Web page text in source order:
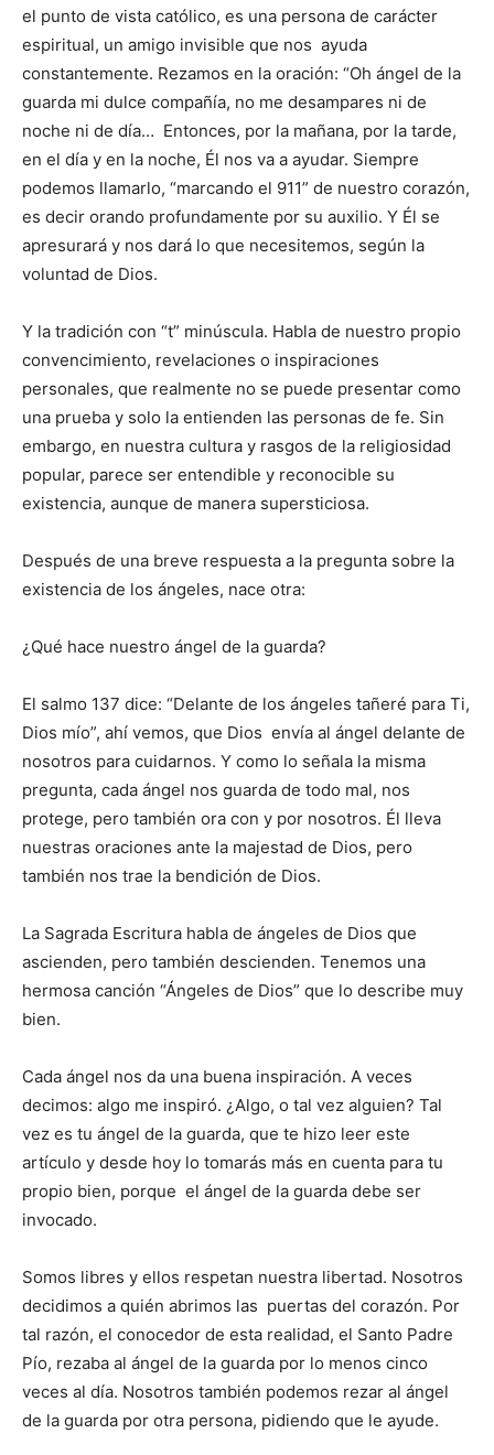
el punto de vista católico, es una persona de carácter
espiritual, un amigo invisible que nos ayuda
constantemente. Re­zamos en la oración: “Oh án­gel de la
guarda mi dulce compañía, no me desampa­res ni de
noche ni de día… Entonces, por la mañana, por la tarde,
en el día y en la no­che, Él nos va a ayudar. Siempre
podemos llamarlo, “marcando el 911” de nuestro corazón,
es decir orando profundamente por su auxi­lio. Y Él se
apresurará y nos dará lo que necesitemos, se­gún la
voluntad de Dios.
Y la tradición con “t” mi­núscula. Habla de nuestro propio
convencimiento, re­velaciones o inspiraciones
personales, que realmente no se puede presentar como
una prueba y solo la entienden las personas de fe. Sin
em­bargo, en nuestra cultura y rasgos de la religiosidad
po­pular, parece ser entendible y reconocible su
existencia, aunque de manera supersticiosa.
Después de una breve res­puesta a la pregunta sobre la
existencia de los ángeles, na­ce otra:
¿Qué hace nuestro án­gel de la guarda?
El salmo 137 dice: “De­lante de los ángeles tañeré para Ti,
Dios mío”, ahí ve­mos, que Dios envía al ángel delante de
nosotros para cuidarnos. Y como lo señala la misma
pregunta, cada án­gel nos guarda de todo mal, nos
protege, pero también ora con y por nosotros. Él lleva
nuestras oraciones ante la majestad de Dios, pero
también nos trae la bendición de Dios.
La Sagrada Escritura ha­bla de ángeles de Dios que
ascienden, pero también des­cienden. Tenemos una
hermosa canción “Ángeles de Dios” que lo describe muy
bien.
Cada ángel nos da una buena inspiración. A veces
decimos: algo me inspiró. ¿Algo, o tal vez alguien? Tal
vez es tu ángel de la guarda, que te hizo leer este
artículo y desde hoy lo tomarás más en cuenta para tu
propio bien, porque el ángel de la guarda debe ser
invocado.
Somos libres y ellos res­pe­tan nuestra libertad. Noso­tros
decidimos a quién abrimos las puertas del corazón. Por
tal razón, el conocedor de esta realidad, el Santo Pa­dre
Pío, rezaba al ángel de la guarda por lo menos cinco
veces al día. Nosotros también podemos rezar al ángel
de la guarda por otra perso­na, pidiendo que le ayude.